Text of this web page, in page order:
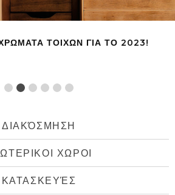
ΔΙΑΚΌΣΜΗΣΗ
ΧΩΡΟΙ
ΚΑΤΑΣΚΕΥΈΣ